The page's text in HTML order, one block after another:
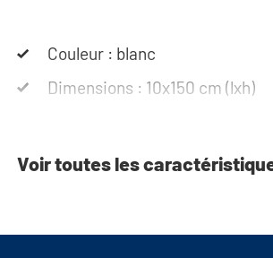
Couleur : blanc
Dimensions : 10x150 cm (lxh)
Voir toutes les